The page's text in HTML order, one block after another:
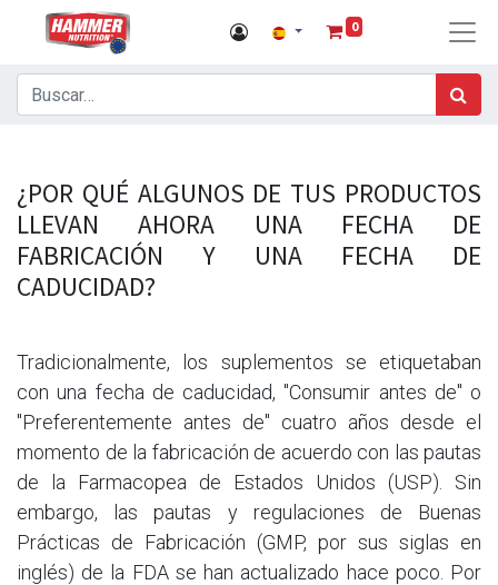
0
¿POR QUÉ ALGUNOS DE TUS PRODUCTOS
LLEVAN AHORA UNA FECHA DE
FABRICACIÓN Y UNA FECHA DE
CADUCIDAD?
Tradicionalmente, los suplementos se etiquetaban
con una fecha de caducidad, "Consumir antes de" o
"Preferentemente antes de" cuatro años desde el
momento de la fabricación de acuerdo con las pautas
de la Farmacopea de Estados Unidos (USP). Sin
embargo, las pautas y regulaciones de Buenas
Prácticas de Fabricación (GMP, por sus siglas en
inglés) de la FDA se han actualizado hace poco. Por